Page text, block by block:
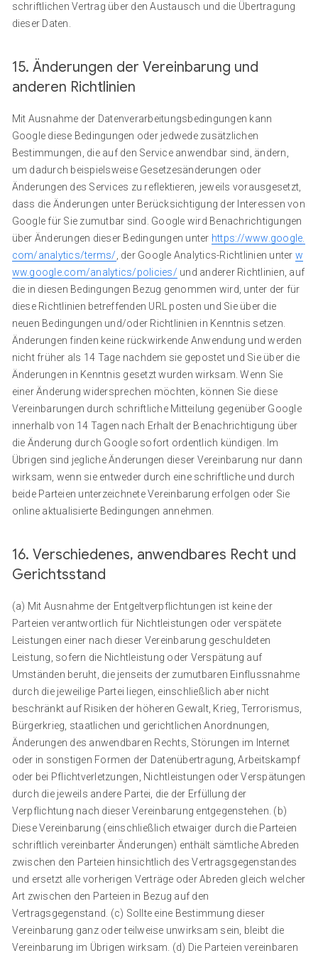
schriftlichen Vertrag über den Austausch und die Übertragung
dieser Daten.
15. Änderungen der Vereinbarung und
anderen Richtlinien
Mit Ausnahme der Datenverarbeitungsbedingungen kann
Google diese Bedingungen oder jedwede zusätzlichen
Bestimmungen, die auf den Service anwendbar sind, ändern,
um dadurch beispielsweise Gesetzesänderungen oder
Änderungen des Services zu reflektieren, jeweils vorausgesetzt,
dass die Änderungen unter Berücksichtigung der Interessen von
Google für Sie zumutbar sind. Google wird Benachrichtigungen
über Änderungen dieser Bedingungen unter https://www.google.
com/analytics/terms/ , der Google Analytics-Richtlinien unter w
ww.google.com/analytics/policies/ und anderer Richtlinien, auf
die in diesen Bedingungen Bezug genommen wird, unter der für
diese Richtlinien betreffenden URL posten und Sie über die
neuen Bedingungen und/oder Richtlinien in Kenntnis setzen.
Änderungen finden keine rückwirkende Anwendung und werden
nicht früher als 14 Tage nachdem sie gepostet und Sie über die
Änderungen in Kenntnis gesetzt wurden wirksam. Wenn Sie
einer Änderung widersprechen möchten, können Sie diese
Vereinbarungen durch schriftliche Mitteilung gegenüber Google
innerhalb von 14 Tagen nach Erhalt der Benachrichtigung über
die Änderung durch Google sofort ordentlich kündigen. Im
Übrigen sind jegliche Änderungen dieser Vereinbarung nur dann
wirksam, wenn sie entweder durch eine schriftliche und durch
beide Parteien unterzeichnete Vereinbarung erfolgen oder Sie
online aktualisierte Bedingungen annehmen.
16. Verschiedenes, anwendbares Recht und
Gerichtsstand
(a) Mit Ausnahme der Entgeltverpflichtungen ist keine der
Parteien verantwortlich für Nichtleistungen oder verspätete
Leistungen einer nach dieser Vereinbarung geschuldeten
Leistung, sofern die Nichtleistung oder Verspätung auf
Umständen beruht, die jenseits der zumutbaren Einflussnahme
durch die jeweilige Partei liegen, einschließlich aber nicht
beschränkt auf Risiken der höheren Gewalt, Krieg, Terrorismus,
Bürgerkrieg, staatlichen und gerichtlichen Anordnungen,
Änderungen des anwendbaren Rechts, Störungen im Internet
oder in sonstigen Formen der Datenübertragung, Arbeitskampf
oder bei Pflichtverletzungen, Nichtleistungen oder Verspätungen
durch die jeweils andere Partei, die der Erfüllung der
Verpflichtung nach dieser Vereinbarung entgegenstehen. (b)
Diese Vereinbarung (einschließlich etwaiger durch die Parteien
schriftlich vereinbarter Änderungen) enthält sämtliche Abreden
zwischen den Parteien hinsichtlich des Vertragsgegenstandes
und ersetzt alle vorherigen Verträge oder Abreden gleich welcher
Art zwischen den Parteien in Bezug auf den
Vertragsgegenstand. (c) Sollte eine Bestimmung dieser
Vereinbarung ganz oder teilweise unwirksam sein, bleibt die
Vereinbarung im Übrigen wirksam. (d) Die Parteien vereinbaren